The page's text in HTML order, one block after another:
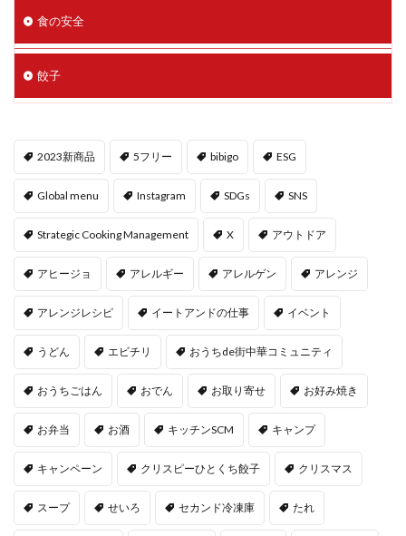
食の安全
餃子
2023新商品 5フリー bibigo ESG
Global menu Instagram SDGs SNS
Strategic Cooking Management X アウトドア
アヒージョ アレルギー アレルゲン アレンジ
アレンジレシピ イートアンドの仕事 イベント
うどん エビチリ おうちde街中華コミュニティ
おうちごはん おでん お取り寄せ お好み焼き
お弁当 お酒 キッチンSCM キャンプ
キャンペーン クリスピーひとくち餃子 クリスマス
スープ せいろ セカンド冷凍庫 たれ